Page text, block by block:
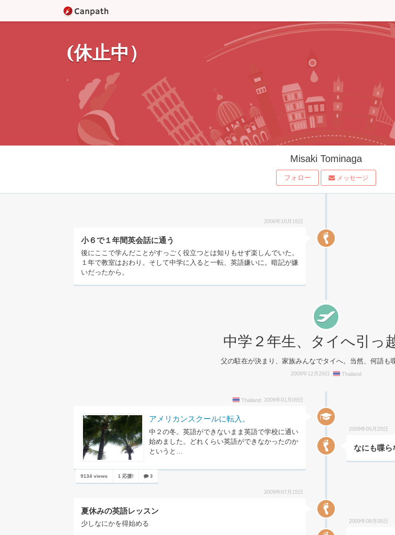
(休止中）
.
Misaki Tominaga
フォロー メッセージ
小６で１年間英会話に通う
後にここで学んだことがすっごく役立つとは知りもせず楽しんでいた。
１年で教室はおわり。そして中学に入ると一転、英語嫌いに。暗記が嫌
いだったから。
2006年10月15日
中学２年生、タイへ引っ
父の駐在が決まり、家族みんなでタイへ。当然、何語も
2008年12月29日 Thailand
アメリカンスクールに転入。
中２の冬。英語ができないまま英語で学校に通い
始めました。どれくらい英語ができなかったのか
というと…
2009年01月09日
Thailand
9134 views 1 応援! 3
なにも喋ら
2009年05月20日
夏休みの英語レッスン
少しなにかを得始める
2009年07月15日
2009年08月05日